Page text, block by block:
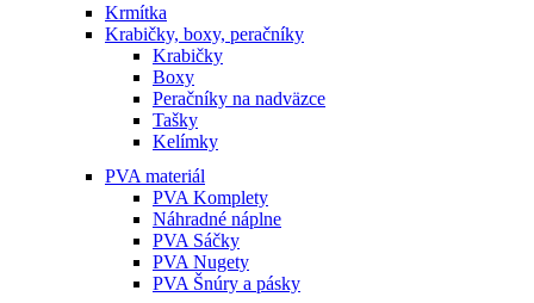
Krmítka
Krabičky, boxy, peračníky
Krabičky
Boxy
Peračníky na nadväzce
Tašky
Kelímky
PVA materiál
PVA Komplety
Náhradné náplne
PVA Sáčky
PVA Nugety
PVA Šnúry a pásky